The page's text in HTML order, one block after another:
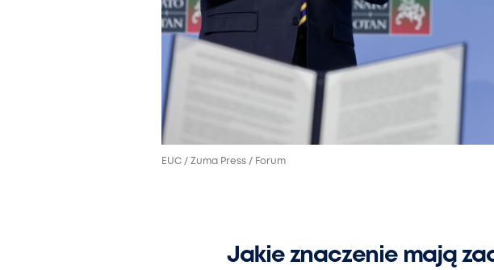
EUC / Zuma Press / Forum
Jakie znaczenie mają